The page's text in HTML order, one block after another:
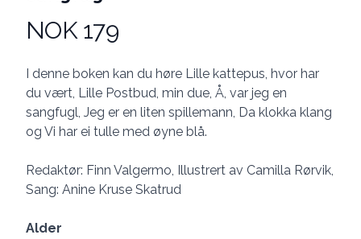
Produktdetaljer
NOK 179
Description
I denne boken kan du høre Lille kattepus, hvor har
du vært, Lille Postbud, min due, Å, var jeg en
sangfugl, Jeg er en liten spillemann, Da klokka klang
og Vi har ei tulle med øyne blå.
Redaktør: Finn Valgermo, Illustrert av Camilla Rørvik,
Sang: Anine Kruse Skatrud
Alder